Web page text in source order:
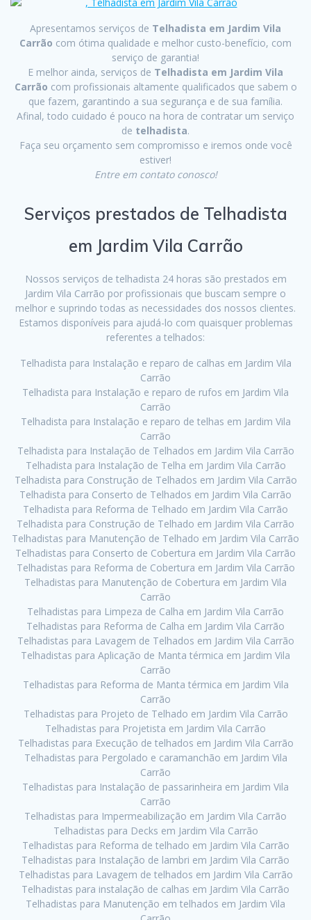
Apresentamos serviços de Telhadista em Jardim Vila
Carrão com ótima qualidade e melhor custo-benefício, com
serviço de garantia!
E melhor ainda, serviços de Telhadista em Jardim Vila
Carrão com profissionais altamente qualificados que sabem o
que fazem, garantindo a sua segurança e de sua família.
Afinal, todo cuidado é pouco na hora de contratar um serviço
de telhadista.
Faça seu orçamento sem compromisso e iremos onde você
estiver!
Entre em contato conosco!
Serviços prestados de Telhadista
em Jardim Vila Carrão
Nossos serviços de telhadista 24 horas são prestados em
Jardim Vila Carrão por profissionais que buscam sempre o
melhor e suprindo todas as necessidades dos nossos clientes.
Estamos disponíveis para ajudá-lo com quaisquer problemas
referentes a telhados:
Telhadista para Instalação e reparo de calhas em Jardim Vila
Carrão
Telhadista para Instalação e reparo de rufos em Jardim Vila
Carrão
Telhadista para Instalação e reparo de telhas em Jardim Vila
Carrão
Telhadista para Instalação de Telhados em Jardim Vila Carrão
Telhadista para Instalação de Telha em Jardim Vila Carrão
Telhadista para Construção de Telhados em Jardim Vila Carrão
Telhadista para Conserto de Telhados em Jardim Vila Carrão
Telhadista para Reforma de Telhado em Jardim Vila Carrão
Telhadista para Construção de Telhado em Jardim Vila Carrão
Telhadistas para Manutenção de Telhado em Jardim Vila Carrão
Telhadistas para Conserto de Cobertura em Jardim Vila Carrão
Telhadistas para Reforma de Cobertura em Jardim Vila Carrão
Telhadistas para Manutenção de Cobertura em Jardim Vila
Carrão
Telhadistas para Limpeza de Calha em Jardim Vila Carrão
Telhadistas para Reforma de Calha em Jardim Vila Carrão
Telhadistas para Lavagem de Telhados em Jardim Vila Carrão
Telhadistas para Aplicação de Manta térmica em Jardim Vila
Carrão
Telhadistas para Reforma de Manta térmica em Jardim Vila
Carrão
Telhadistas para Projeto de Telhado em Jardim Vila Carrão
Telhadistas para Projetista em Jardim Vila Carrão
Telhadistas para Execução de telhados em Jardim Vila Carrão
Telhadistas para Pergolado e caramanchão em Jardim Vila
Carrão
Telhadistas para Instalação de passarinheira em Jardim Vila
Carrão
Telhadistas para Impermeabilização em Jardim Vila Carrão
Telhadistas para Decks em Jardim Vila Carrão
Telhadistas para Reforma de telhado em Jardim Vila Carrão
Telhadistas para Instalação de lambri em Jardim Vila Carrão
Telhadistas para Lavagem de telhados em Jardim Vila Carrão
Telhadistas para instalação de calhas em Jardim Vila Carrão
Telhadistas para Manutenção em telhados em Jardim Vila